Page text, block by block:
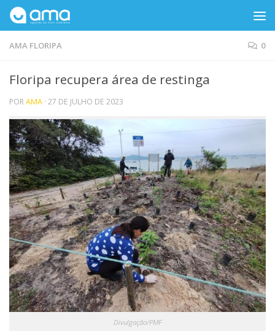
Skip to content
AMA FLORIPA 0
Floripa recupera área de restinga
PORAMA · 27 DE JULHO DE 2023
Divulgação/PMF